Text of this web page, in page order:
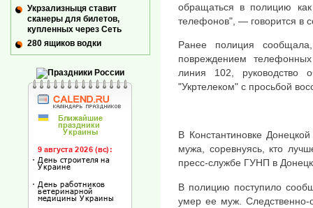
обращаться в полицию
телефонов", — говорится в
Ранее полиция
повреждением
линия 102, руководство
"Укртелеком" с просьбой
В Константиновке
мужа, соревнуясь, кто
пресс-службе ГУНП в
В полицию поступило
умер ее муж. Следственно-
Укрзализныця ставит
сканеры для билетов,
купленных через Сеть
280 ящиков водки